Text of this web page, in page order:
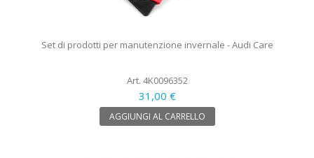
Set di prodotti per manutenzione invernale - Audi Care
Art. 4K0096352
31,00 €
AGGIUNGI AL CARRELLO